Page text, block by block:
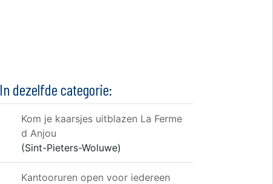
In dezelfde categorie:
Kom je kaarsjes uitblazen La Ferme
d Anjou
(Sint-Pieters-Woluwe)
Kantooruren open voor iedereen